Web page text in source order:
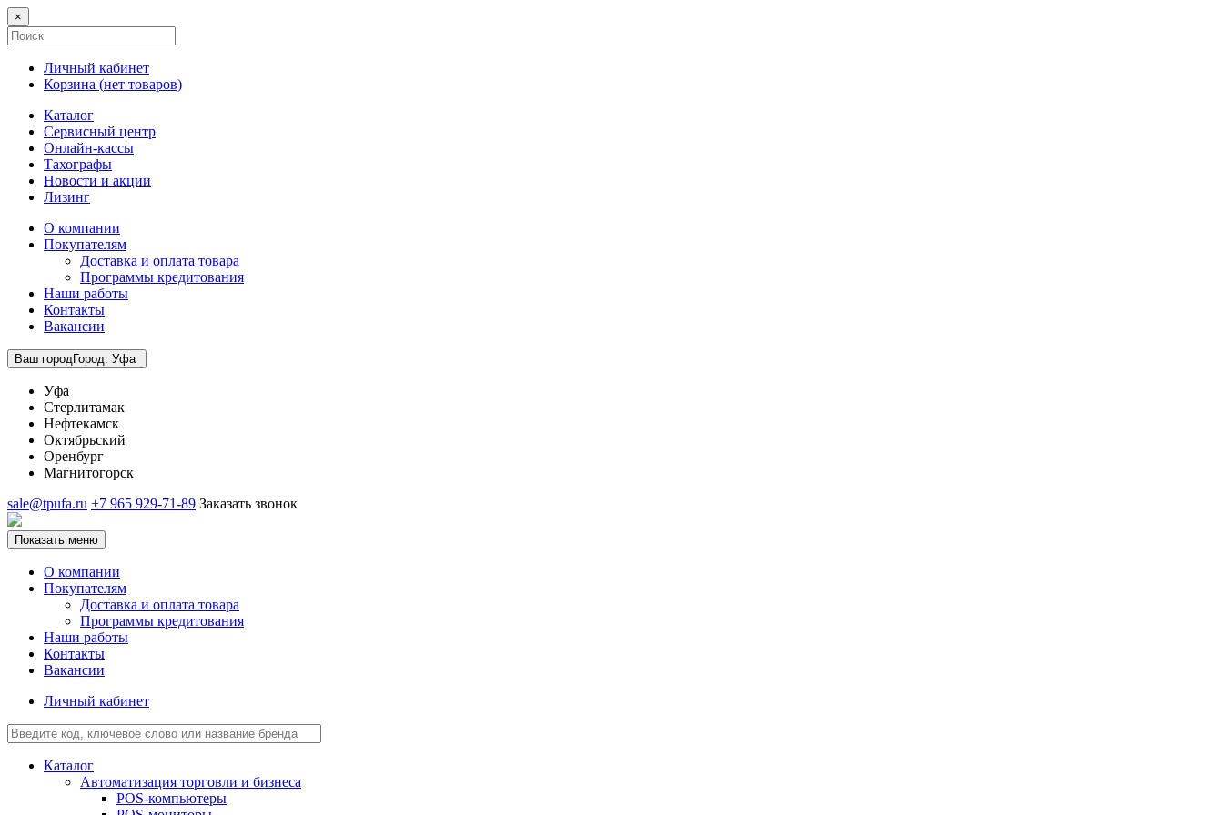
×
Личный кабинет
Корзина (нет товаров)
Каталог
Сервисный центр
Онлайн-кассы
Тахографы
Новости и акции
Лизинг
О компании
Покупателям
Доставка и оплата товара
Программы кредитования
Наши работы
Контакты
Вакансии
Ваш городГород: Уфа
Уфа
Стерлитамак
Нефтекамск
Октябрьский
Оренбург
Магнитогорск
sale@tpufa.ru +7 965 929-71-89 Заказать звонок
Показать меню
О компании
Покупателям
Доставка и оплата товара
Программы кредитования
Наши работы
Контакты
Вакансии
Личный кабинет
Каталог
Автоматизация торговли и бизнеса
POS-компьютеры